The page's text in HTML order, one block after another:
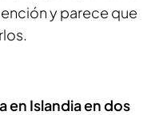
y parece que
en Islandia en dos